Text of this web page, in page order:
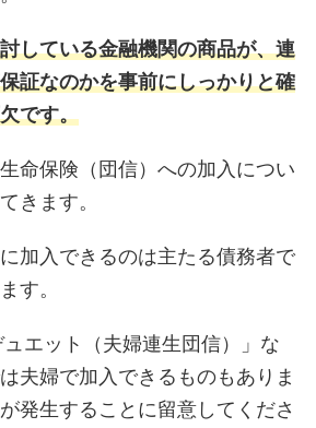
している金融機関の商品が、連
証なのかを事前にしっかりと確
です。
命保険（団信）への加入につい
きます。
加入できるのは主たる債務者で
す。
エット（夫婦連生団信）」な
夫婦で加入できるものもありま
発生することに留意してくださ